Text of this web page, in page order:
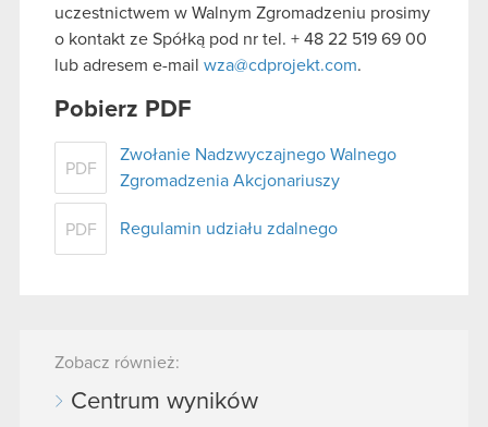
uczestnictwem w Walnym Zgromadzeniu prosimy
o kontakt ze Spółką pod nr tel. + 48 22 519 69 00
lub adresem e-mail wza@cdprojekt.com.
Pobierz PDF
PDF
Zwołanie Nadzwyczajnego Walnego
Zgromadzenia Akcjonariuszy
PDF Regulamin udziału zdalnego
Zobacz również:
Centrum wyników